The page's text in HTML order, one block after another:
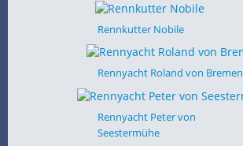
Rennkutter Nobile
Rennyacht Roland von Bremen
Rennyacht Peter von
Seestermühe